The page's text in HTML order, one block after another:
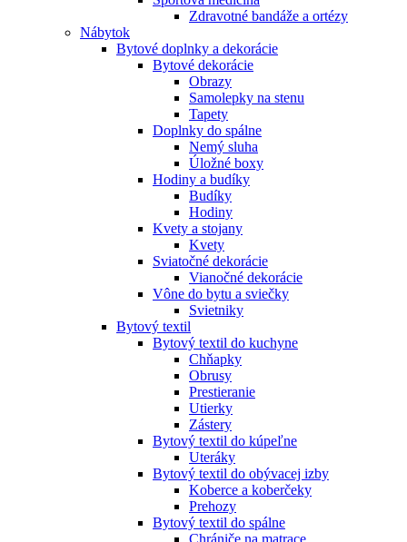
Zdravotné bandáže a ortézy
Nábytok
Bytové doplnky a dekorácie
Bytové dekorácie
Obrazy
Samolepky na stenu
Tapety
Doplnky do spálne
Nemý sluha
Úložné boxy
Hodiny a budíky
Budíky
Hodiny
Kvety a stojany
Kvety
Sviatočné dekorácie
Vianočné dekorácie
Vône do bytu a sviečky
Svietniky
Bytový textil
Bytový textil do kuchyne
Chňapky
Obrusy
Prestieranie
Utierky
Zástery
Bytový textil do kúpeľne
Uteráky
Bytový textil do obývacej izby
Koberce a koberčeky
Prehozy
Bytový textil do spálne
Chrániče na matrace